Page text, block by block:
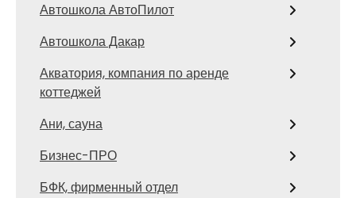
Автошкола АвтоПилот
Автошкола Дакар
Акватория, компания по аренде
коттеджей
Ани, сауна
Бизнес-ПРО
БФК, фирменный отдел